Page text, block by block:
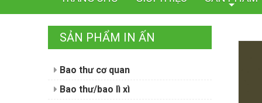
+
SẢN PHẨM IN ẤN
Bao thư cơ quan
Bao thư/bao lì xì